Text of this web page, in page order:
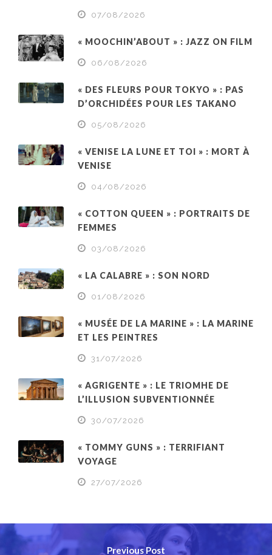
07/08/2026
« MOOCHIN’ABOUT » : JAZZ ON FILM
06/08/2026
« DES FLEURS POUR TOKYO » : PAS
D’ORCHIDÉES POUR LES TAKANO
05/08/2026
« VENISE LA LUNE ET TOI » : MORT À
VENISE
04/08/2026
« COTTON QUEEN » : PORTRAITS DE
FEMMES
03/08/2026
« LA CALABRE » : SON NORD
01/08/2026
« MUSÉE DE LA MARINE » : LA MARINE
ET LES PEINTRES
31/07/2026
« AGRIGENTE » : LE TRIOMHE DE
L’ILLUSION SUBVENTIONNÉE
30/07/2026
« TOMMY GUNS » : TERRIFIANT
VOYAGE
27/07/2026
Previous Post